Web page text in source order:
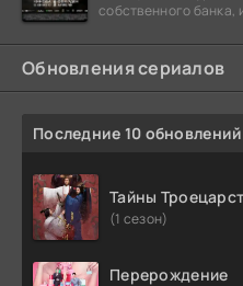
собственного банка,
Обновления сериалов
Последние 10 обновлений
Тайны
(1 сезон)
Перерождение